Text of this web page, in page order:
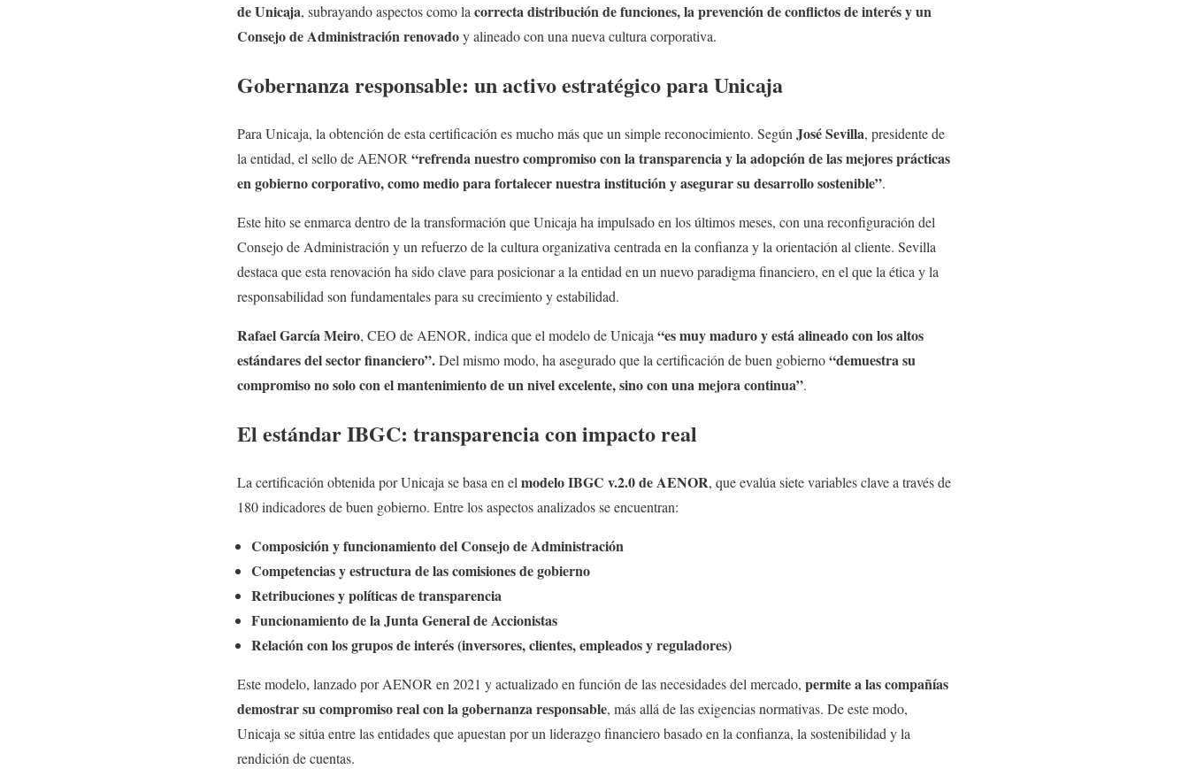
de Unicaja, subrayando aspectos como la correcta distribución de funciones, la prevención de conflictos de interés y un
Consejo de Administración renovadoy alineado con una nueva cultura corporativa.
Gobernanza responsable: un activo estratégico para Unicaja
Para Unicaja, la obtención de esta certificación es mucho más que un simple reconocimiento. Según José Sevilla, presidente de
la entidad, el sello de AENOR “refrenda nuestro compromiso con la transparencia y la adopción de las mejores prácticas
en gobierno corporativo, como medio para fortalecer nuestra institución y asegurar su desarrollo sostenible”.
Este hito se enmarca dentro de la transformación que Unicaja ha impulsado en los últimos meses, con una reconfiguración del
Consejo de Administración y un refuerzo de la cultura organizativa centrada en la confianza y la orientación al cliente. Sevilla
destaca que esta renovación ha sido clave para posicionar a la entidad en un nuevo paradigma financiero, en el que la ética y la
responsabilidad son fundamentales para su crecimiento y estabilidad.
Rafael García Meiro, CEO de AENOR, indica que el modelo de Unicaja “es muy maduro y está alineado con los altos
estándares del sector financiero”.Del mismo modo, ha asegurado que la certificación de buen gobierno“demuestra su
compromiso no solo con el mantenimiento de un nivel excelente, sino con una mejora continua”.
El estándar IBGC: transparencia con impacto real
La certificación obtenida por Unicaja se basa en el modelo IBGC v.2.0 de AENOR, que evalúa siete variables clave a través de
180 indicadores de buen gobierno. Entre los aspectos analizados se encuentran:
Composición y funcionamiento del Consejo de Administración
Competencias y estructura de las comisiones de gobierno
Retribuciones y políticas de transparencia
Funcionamiento de la Junta General de Accionistas
Relación con los grupos de interés (inversores, clientes, empleados y reguladores)
Este modelo, lanzado por AENOR en 2021 y actualizado en función de las necesidades del mercado, permite a las compañías
demostrar su compromiso real con la gobernanza responsable, más allá de las exigencias normativas. De este modo,
Unicaja se sitúa entre las entidades que apuestan por un liderazgo financiero basado en la confianza, la sostenibilidad y la
rendición de cuentas.